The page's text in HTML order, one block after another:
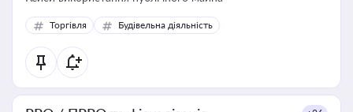
Торгівля Будівельна діяльність